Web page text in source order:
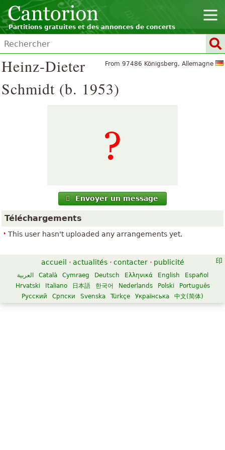
Partitions gratuites et des annonces de concerts
From 97486 Königsberg, Allemagne
Heinz-Dieter
Schmidt (b. 1953)
Envoyer un message
Téléchargements
This user hasn't uploaded any arrangements yet.
accueil · actualités · contacter · publicité
العربية Català Cymraeg Deutsch Ελληνικά English
Español
Hrvatski
Italiano 日本語 한국어 Nederlands Polski
Português
Русский
Српски Svenska Türkçe Українська 中文(简体)